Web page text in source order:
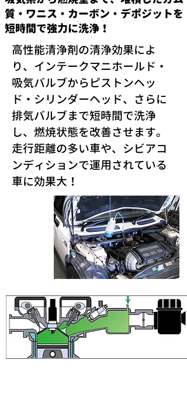
質・ワニス・カーボン・デポジットを
短時間で強力に洗浄！
高性能清浄剤の清浄効果によ
り、インテークマニホールド・
吸気バルブからピストンヘッ
ド・シリンダーヘッド、さらに
排気バルブまで短時間で洗浄
し、燃焼状態を改善させます。
走行距離の多い車や、シビアコ
ンディションで運用されている
車に効果大！